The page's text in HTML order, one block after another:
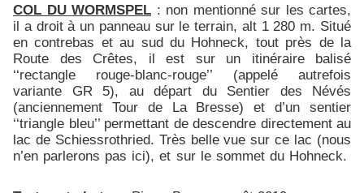
COL DU WORMSPEL : non mentionné sur les cartes,
il a droit à un panneau sur le terrain, alt 1 280 m. Situé
en contrebas et au sud du Hohneck, tout près de la
Route des Crêtes, il est sur un itinéraire balisé
‘‘rectangle rouge-blanc-rouge’’ (appelé autrefois
variante GR 5), au départ du Sentier des Névés
(anciennement Tour de La Bresse) et d’un sentier
‘‘triangle bleu’’ permettant de descendre directement au
lac de Schiessrothried. Très belle vue sur ce lac (nous
n’en parlerons pas ici), et sur le sommet du Hohneck.